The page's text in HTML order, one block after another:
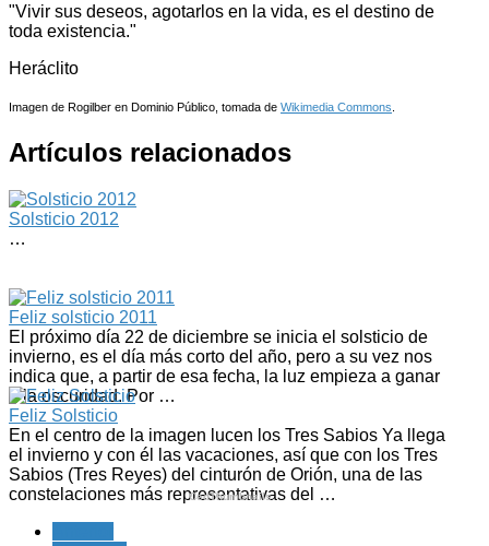
"Vivir sus deseos, agotarlos en la vida, es el destino de
toda existencia."
Heráclito
Imagen de Rogilber en Dominio Público, tomada de Wikimedia Commons
Artículos relacionados
Solsticio 2012
…
Feliz solsticio 2011
El próximo día 22 de diciembre se inicia el solsticio de
invierno, es el día más corto del año, pero a su vez nos
indica que, a partir de esa fecha, la luz empieza a ganar
a la oscuridad. Por …
Feliz Solsticio
En el centro de la imagen lucen los Tres Sabios Ya llega
el invierno y con él las vacaciones, así que con los Tres
Sabios (Tres Reyes) del cinturón de Orión, una de las
constelaciones más representativas del …
CedThumbnails